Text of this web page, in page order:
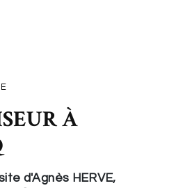
À
d'Agnès HERVE,